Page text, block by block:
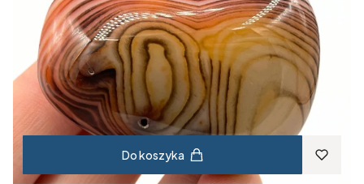
Do koszyka